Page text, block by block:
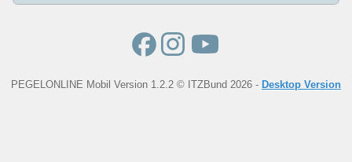
PEGELONLINE Mobil Version 1.2.2 © ITZBund 2026 - Desktop Version